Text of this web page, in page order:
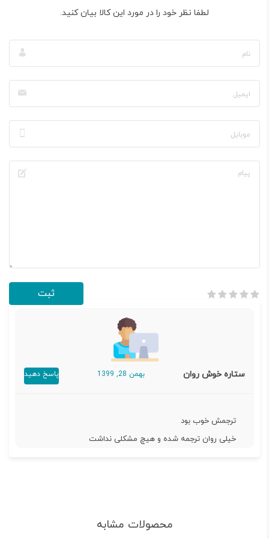
لطفا نظر خود را در مورد این کالا بیان کنید.
ستاره خوش روان بهمن 28, 1399 پاسخ دهید
ترجمش خوب بود
خیلی روان ترجمه شده و هیچ مشکلی نداشت
محصولات مشابه